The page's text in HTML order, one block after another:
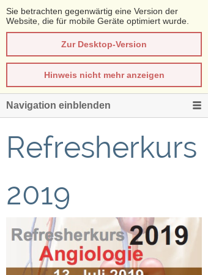
Sie betrachten gegenwärtig eine Version der
Website, die für mobile Geräte optimiert wurde.
Zur Desktop-Version
Hinweis nicht mehr anzeigen
Navigation einblenden
Refresherkurs
2019